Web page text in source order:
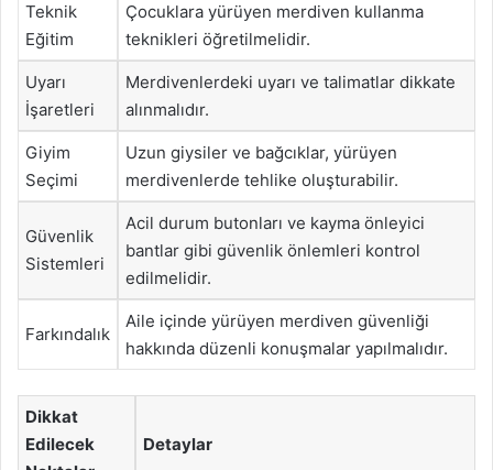
Teknik
Eğitim
Çocuklara yürüyen merdiven kullanma
teknikleri öğretilmelidir.
Uyarı
İşaretleri
Merdivenlerdeki uyarı ve talimatlar dikkate
alınmalıdır.
Giyim
Seçimi
Uzun giysiler ve bağcıklar, yürüyen
merdivenlerde tehlike oluşturabilir.
Güvenlik
Sistemleri
Acil durum butonları ve kayma önleyici
bantlar gibi güvenlik önlemleri kontrol
edilmelidir.
Farkındalık
Aile içinde yürüyen merdiven güvenliği
hakkında düzenli konuşmalar yapılmalıdır.
Dikkat
Edilecek
Detaylar